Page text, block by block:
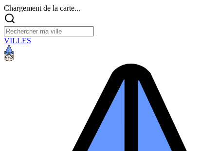
Chargement de la carte...
VILLES